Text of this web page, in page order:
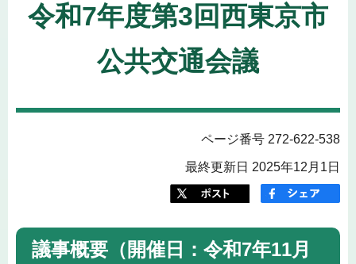
令和7年度第3回西東京市
公共交通会議
ページ番号 272-622-538
最終更新日 2025年12月1日
議事概要（開催日：令和7年11月